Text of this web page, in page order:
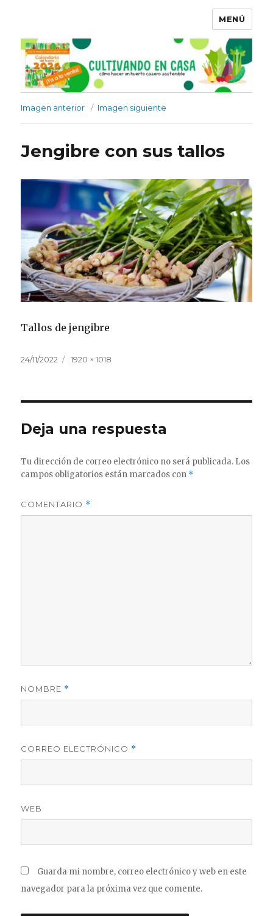
MENÚ
Imagen anterior Imagen siguiente
Jengibre con sus tallos
Tallos de jengibre
Publicado
24/11/2022
Tamaño
1920 × 1018
Deja una respuesta
Tu dirección de correo electrónico no será publicada. Los
campos obligatorios están marcados con *
COMENTARIO *
NOMBRE *
CORREO ELECTRÓNICO *
WEB
Guarda mi nombre, correo electrónico y web en este
navegador para la próxima vez que comente.